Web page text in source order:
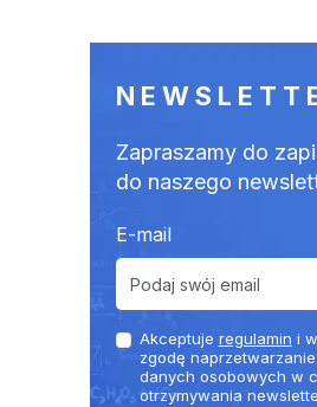
Zapraszamy do
do naszego
E-mail
Akceptuje regulamin i
zgodę
danych osobowych w
otrzymywania